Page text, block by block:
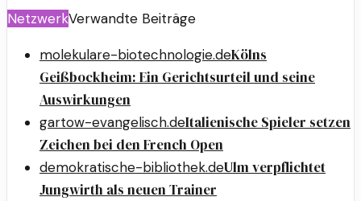
NetzwerkVerwandte Beiträge
molekulare-biotechnologie.deKölns
Geißbockheim: Ein Gerichtsurteil und seine
Auswirkungen
gartow-evangelisch.deItalienische Spieler setzen
Zeichen bei den French Open
demokratische-bibliothek.deUlm verpflichtet
Jungwirth als neuen Trainer